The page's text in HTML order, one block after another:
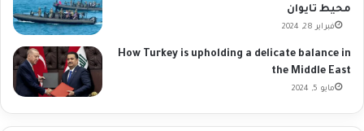
محيط تايوان
فبراير 28, 2024
How Turkey is upholding a delicate balance in
the Middle East
مايو 5, 2024